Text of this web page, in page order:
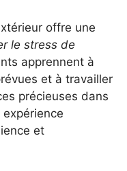
offre une
le stress de
apprennent à
et à travailler
précieuses dans
et